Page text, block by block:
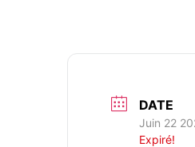
DATE
Juin 22
Expiré!